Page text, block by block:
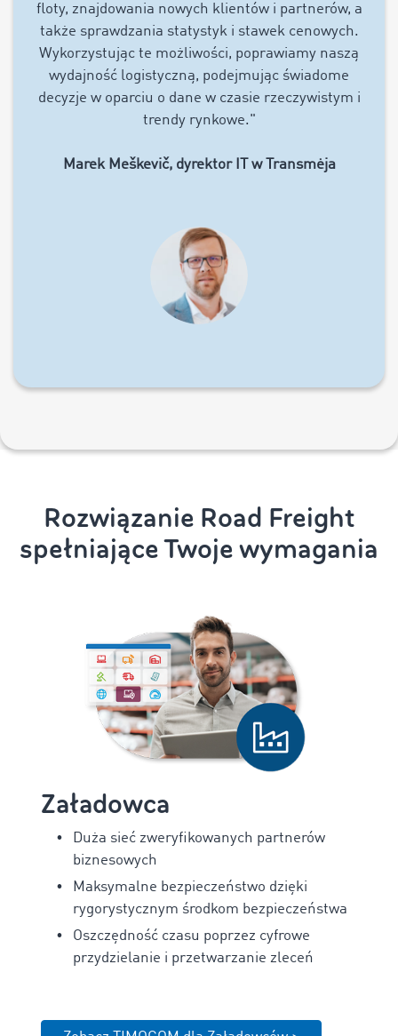
floty, znajdowania nowych klientów i partnerów, a
także sprawdzania statystyk i stawek cenowych.
Wykorzystując te możliwości, poprawiamy naszą
wydajność logistyczną, podejmując świadome
decyzje w oparciu o dane w czasie rzeczywistym i
trendy rynkowe."
Marek Meškevič, dyrektor IT w Transmėja
Rozwiązanie Road Freight
spełniające Twoje wymagania
Załadowca
Duża sieć zweryfikowanych partnerów
biznesowych
Maksymalne bezpieczeństwo dzięki
rygorystycznym środkom bezpieczeństwa
Oszczędność czasu poprzez cyfrowe
przydzielanie i przetwarzanie zleceń